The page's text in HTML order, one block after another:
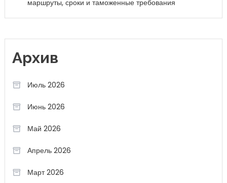
маршруты, сроки и таможенные требования
Архив
Июль 2026
Июнь 2026
Май 2026
Апрель 2026
Март 2026